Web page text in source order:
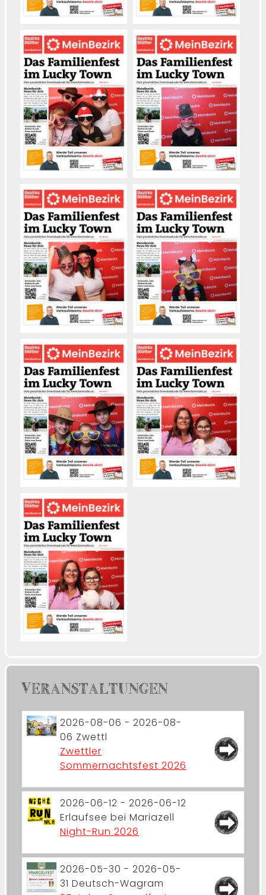
VERANSTALTUNGEN
2026-08-06 - 2026-08-
06 Zwettl
Zwettler
Sommernachtsfest 2026
2026-06-12 - 2026-06-12
Erlaufsee bei Mariazell
Night-Run 2026
2026-05-30 - 2026-05-
31 Deutsch-Wagram